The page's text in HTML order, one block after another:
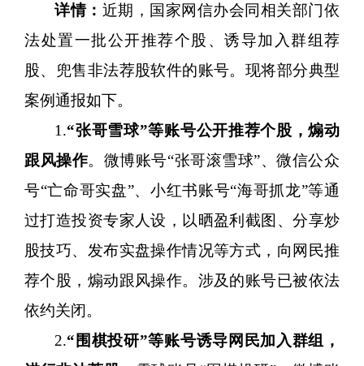
详情： 近期，国家网信办会同相关部门依
法处置一批公开推荐个股、诱导加入群组荐
股、兜售非法荐股软件的账号。现将部分典型
案例通报如下。
1.“张哥雪球”等账号公开推荐个股，煽动
跟风操作。微博账号“张哥滚雪球”、微信公众
号“亡命哥实盘”、小红书账号“海哥抓龙”等通
过打造投资专家人设，以晒盈利截图、分享炒
股技巧、发布实盘操作情况等方式，向网民推
荐个股，煽动跟风操作。涉及的账号已被依法
依约关闭。
2.“围棋投研”等账号诱导网民加入群组，